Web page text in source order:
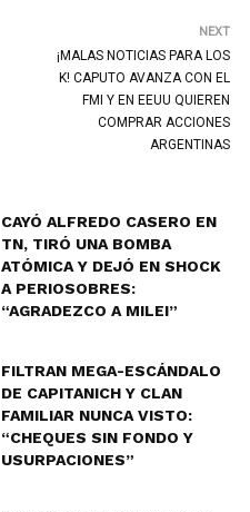
NEXT
¡MALAS NOTICIAS PARA LOS
K! CAPUTO AVANZA CON EL
FMI Y EN EEUU QUIEREN
COMPRAR ACCIONES
ARGENTINAS
CAYÓ ALFREDO CASERO EN
TN, TIRÓ UNA BOMBA
ATÓMICA Y DEJÓ EN SHOCK
A PERIOSOBRES:
“AGRADEZCO A MILEI”
FILTRAN MEGA-ESCÁNDALO
DE CAPITANICH Y CLAN
FAMILIAR NUNCA VISTO:
“CHEQUES SIN FONDO Y
USURPACIONES”